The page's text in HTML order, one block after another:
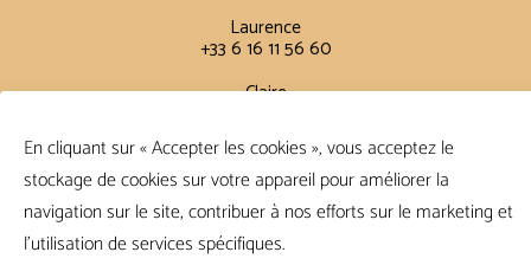
En cliquant sur « Accepter les cookies », vous acceptez le
stockage de cookies sur votre appareil pour améliorer la
navigation sur le site, contribuer à nos efforts sur le marketing et
l'utilisation de services spécifiques.
Laurence
+33 6 16 11 56 60
Claire
Conditions Générales
FAQ
Conditions de vente